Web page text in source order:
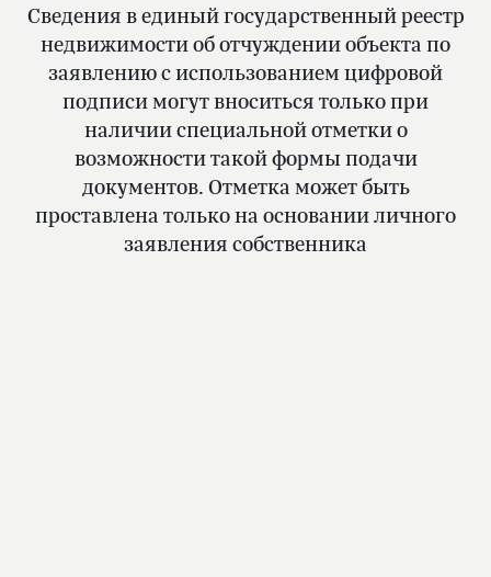
Сведения в единый государственный реестр
недвижимости об отчуждении объекта по
заявлению с использованием цифровой
подписи могут вноситься только при
наличии специальной отметки о
возможности такой формы подачи
документов. Отметка может быть
проставлена только на основании личного
заявления собственника